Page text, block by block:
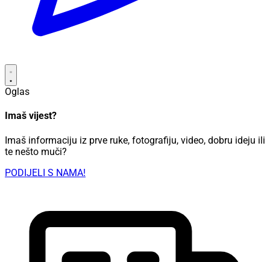
Oglas
Imaš vijest?
Imaš informaciju iz prve ruke, fotografiju, video, dobru ideju ili
te nešto muči?
PODIJELI S NAMA!